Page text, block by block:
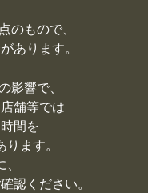
のもので、
あります。
影響で、
舗等では
間を
ます。
認ください。